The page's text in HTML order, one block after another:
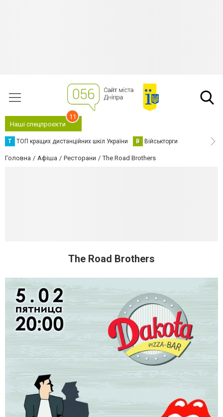
Наші спецпроєкти
11
Т ТОП кращих дистанційних шкіл України В Військторги
Головна Афіша Ресторани The Road Brothers
The Road Brothers